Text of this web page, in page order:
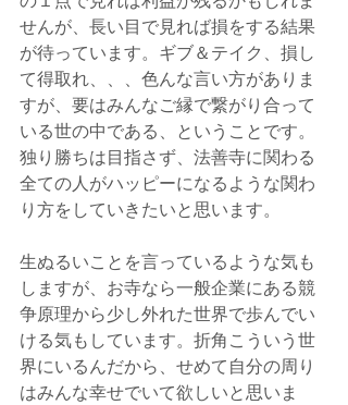
せんが、長い目で見れば損をする結果
が待っています。ギブ＆テイク、損し
て得取れ、、、色んな言い方がありま
すが、要はみんなご縁で繋がり合って
いる世の中である、ということです。
独り勝ちは目指さず、法善寺に関わる
全ての人がハッピーになるような関わ
り方をしていきたいと思います。
生ぬるいことを言っているような気も
しますが、お寺なら一般企業にある競
争原理から少し外れた世界で歩んでい
ける気もしています。折角こういう世
界にいるんだから、せめて自分の周り
はみんな幸せでいて欲しいと思いま